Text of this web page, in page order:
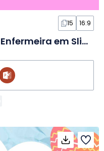
15 16:9
Um Dia na Vida de uma Enfermeira em Slides para Educação Infantil